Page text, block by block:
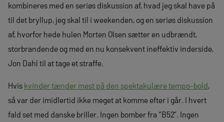
kombineres med en seriøs diskussion af, hvad jeg skal have på
til det bryllup, jeg skal til i weekenden, og en seriøs diskussion
af, hvorfor hede hulen Morten Olsen sætter en udbrændt,
storbrandende og med en nu konsekvent ineffektiv inderside,
Jon Dahl til at tage et straffe.
Hvis kvinder tænder mest på den spektakulære tempo-bold,
så var der imidlertid ikke meget at komme efter i går. I hvert
fald set med danske briller. Ingen bomber fra “B52”. Ingen